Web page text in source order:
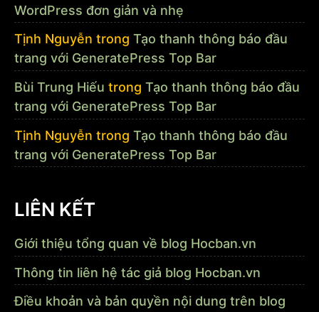
WordPress đơn giản và nhẹ
Tịnh Nguyễn trong Tạo thanh thông báo đầu
trang với GeneratePress Top Bar
Bùi Trung Hiếu trong Tạo thanh thông báo đầu
trang với GeneratePress Top Bar
Tịnh Nguyễn trong Tạo thanh thông báo đầu
trang với GeneratePress Top Bar
LIÊN KẾT
Giới thiệu tổng quan về blog Hocban.vn
Thông tin liên hệ tác giả blog Hocban.vn
Điều khoản và bản quyền nội dung trên blog